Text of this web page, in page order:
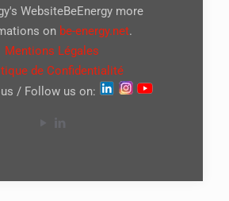
WebsiteBeEnergy more
on be-energy.net.
Mentions Légales
de Confidentialité
/ Follow us on: